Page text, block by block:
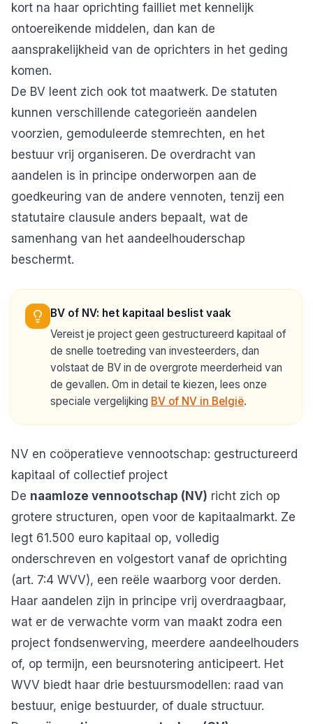
kort na haar oprichting failliet met kennelijk
ontoereikende middelen, dan kan de
aansprakelijkheid van de oprichters in het geding
komen.
De BV leent zich ook tot maatwerk. De statuten
kunnen verschillende categorieën aandelen
voorzien, gemoduleerde stemrechten, en het
bestuur vrij organiseren. De overdracht van
aandelen is in principe onderworpen aan de
goedkeuring van de andere vennoten, tenzij een
statutaire clausule anders bepaalt, wat de
samenhang van het aandeelhouderschap
beschermt.
BV of NV: het kapitaal beslist vaak
Vereist je project geen gestructureerd kapitaal of
de snelle toetreding van investeerders, dan
volstaat de BV in de overgrote meerderheid van
de gevallen. Om in detail te kiezen, lees onze
speciale vergelijking BV of NV in België.
NV en coöperatieve vennootschap: gestructureerd
kapitaal of collectief project
De naamloze vennootschap (NV) richt zich op
grotere structuren, open voor de kapitaalmarkt. Ze
legt 61.500 euro kapitaal op, volledig
onderschreven en volgestort vanaf de oprichting
(art. 7:4 WVV), een reële waarborg voor derden.
Haar aandelen zijn in principe vrij overdraagbaar,
wat er de verwachte vorm van maakt zodra een
project fondsenwerving, meerdere aandeelhouders
of, op termijn, een beursnotering anticipeert. Het
WVV biedt haar drie bestuursmodellen: raad van
bestuur, enige bestuurder, of duale structuur.